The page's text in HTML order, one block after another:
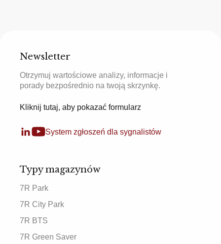
Newsletter
Otrzymuj wartościowe analizy, informacje i
porady bezpośrednio na twoją skrzynkę.
Kliknij tutaj, aby pokazać formularz
System zgłoszeń dla sygnalistów
Typy magazynów
7R Park
7R City Park
7R BTS
7R Green Saver